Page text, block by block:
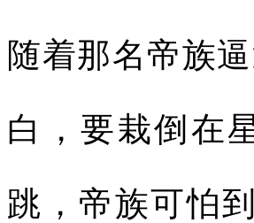
随着那名帝族
白，要栽倒在
跳，帝族可怕